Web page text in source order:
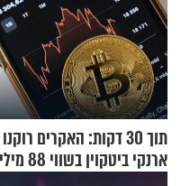
תוך 30 דקות: האקרים רוקנו
ארנקי ביטקוין